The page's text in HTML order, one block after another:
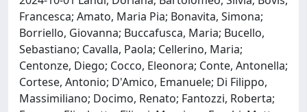
Francesca; Amato, Maria Pia; Bonavita, Simona;
Borriello, Giovanna; Buccafusca, Maria; Bucello,
Sebastiano; Cavalla, Paola; Cellerino, Maria;
Centonze, Diego; Cocco, Eleonora; Conte, Antonella;
Cortese, Antonio; D'Amico, Emanuele; Di Filippo,
Massimiliano; Docimo, Renato; Fantozzi, Roberta;